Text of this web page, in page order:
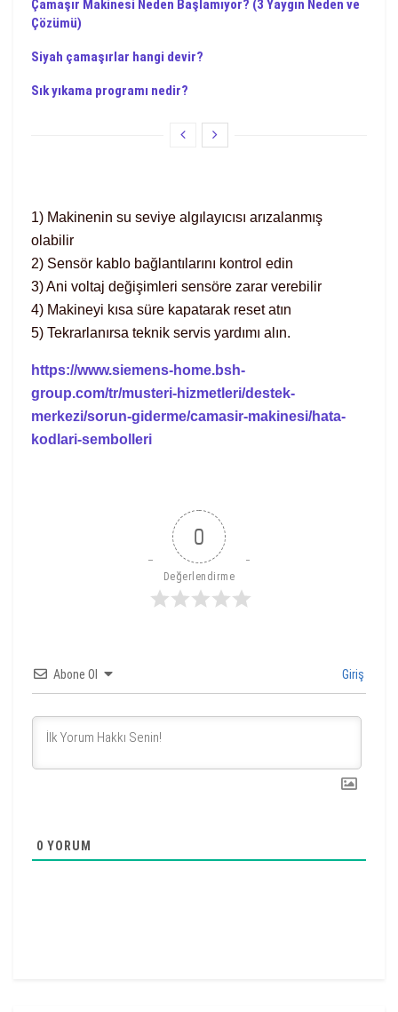
Çamaşır Makinesi Neden Başlamıyor? (3 Yaygın Neden ve
Çözümü)
Siyah çamaşırlar hangi devir?
Sık yıkama programı nedir?
1) Makinenin su seviye algılayıcısı arızalanmış
olabilir
2) Sensör kablo bağlantılarını kontrol edin
3) Ani voltaj değişimleri sensöre zarar verebilir
4) Makineyi kısa süre kapatarak reset atın
5) Tekrarlanırsa teknik servis yardımı alın.
https://www.siemens-home.bsh-
group.com/tr/musteri-hizmetleri/destek-
merkezi/sorun-giderme/camasir-makinesi/hata-
kodlari-sembolleri
0
Değerlendirme
Abone Ol Giriş
0 YORUM